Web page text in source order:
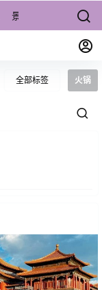
景点/周边游 宠物
全部标签 火锅